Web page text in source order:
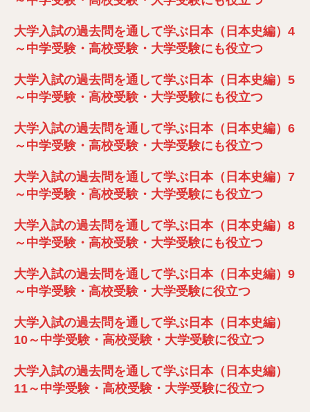
大学入試の過去問を通して学ぶ日本（日本史編）4
～中学受験・高校受験・大学受験にも役立つ
大学入試の過去問を通して学ぶ日本（日本史編）5
～中学受験・高校受験・大学受験にも役立つ
大学入試の過去問を通して学ぶ日本（日本史編）6
～中学受験・高校受験・大学受験にも役立つ
大学入試の過去問を通して学ぶ日本（日本史編）7
～中学受験・高校受験・大学受験にも役立つ
大学入試の過去問を通して学ぶ日本（日本史編）8
～中学受験・高校受験・大学受験にも役立つ
大学入試の過去問を通して学ぶ日本（日本史編）9
～中学受験・高校受験・大学受験に役立つ
大学入試の過去問を通して学ぶ日本（日本史編）
10～中学受験・高校受験・大学受験に役立つ
大学入試の過去問を通して学ぶ日本（日本史編）
11～中学受験・高校受験・大学受験に役立つ